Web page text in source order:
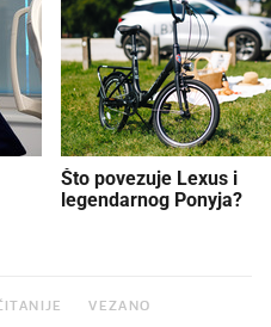
Što povezuje Lexus i
legendarnog Ponyja?
VEZANO